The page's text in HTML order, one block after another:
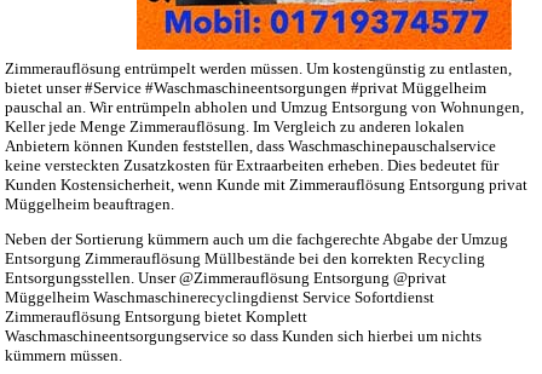
Zimmerauflösung entrümpelt werden müssen. Um kostengünstig zu entlasten,
bietet unser #Service #Waschmaschineentsorgungen #privat Müggelheim
pauschal an. Wir entrümpeln abholen und Umzug Entsorgung von Wohnungen,
Keller jede Menge Zimmerauflösung. Im Vergleich zu anderen lokalen
Anbietern können Kunden feststellen, dass Waschmaschinepauschalservice
keine versteckten Zusatzkosten für Extraarbeiten erheben. Dies bedeutet für
Kunden Kostensicherheit, wenn Kunde mit Zimmerauflösung Entsorgung privat
Müggelheim beauftragen.
Neben der Sortierung kümmern auch um die fachgerechte Abgabe der Umzug
Entsorgung Zimmerauflösung Müllbestände bei den korrekten Recycling
Entsorgungsstellen. Unser @Zimmerauflösung Entsorgung @privat
Müggelheim Waschmaschinerecyclingdienst Service Sofortdienst
Zimmerauflösung Entsorgung bietet Komplett
Waschmaschineentsorgungservice so dass Kunden sich hierbei um nichts
kümmern müssen.